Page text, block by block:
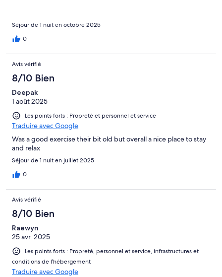
Séjour de 1 nuit en octobre 2025
0
Avis vérifié
8/10 Bien
Deepak
1 août 2025
Les points forts : Propreté et personnel et service
Traduire avec Google
Was a good exercise their bit old but overall a nice place to stay
and relax
Séjour de 1 nuit en juillet 2025
0
Avis vérifié
8/10 Bien
Raewyn
25 avr. 2025
Les points forts : Propreté, personnel et service, infrastructures et
conditions de l’hébergement
Traduire avec Google